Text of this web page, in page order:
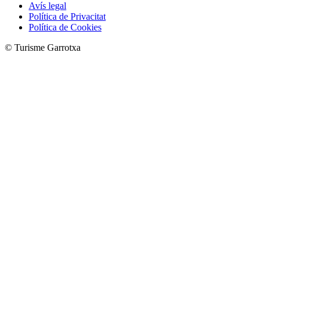
Avís legal
Política de Privacitat
Política de Cookies
© Turisme Garrotxa